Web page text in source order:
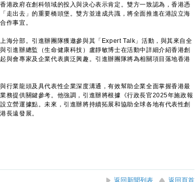
港政府在創科領域的投入與決心表示肯定。雙方一致認為，香港憑
走出去」的重要橋頭堡。雙方並達成共識，將全面推進在港設立海
作事宜。
分部。引進辦團隊獲邀參與其「Expert Talk」活動，與其來自全
引進辦總監（生命健康科技）盧靜敏博士在活動中詳細介紹香港創
與會專家及企業代表廣泛興趣。引進辦團隊將為相關項目落地香港
業龍頭及具代表性企業深度溝通，有效幫助企業全面掌握香港最
務提供關鍵參考。他強調，引進辦將根據《行政長官2025年施政報
立營運據點。未來，引進辦將持續拓展和協助全球各地有代表性創
長遠發展。
返回新聞列表 返回頁首